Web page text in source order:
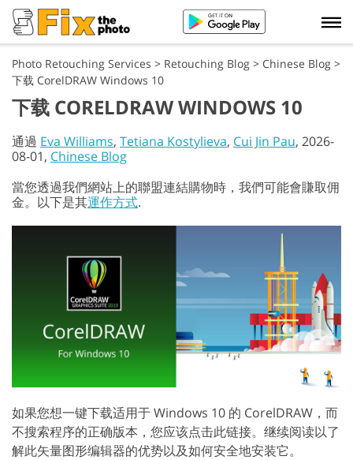
Photo Retouching Services > Retouching Blog > Chinese Blog >
下载 CorelDRAW Windows 10
下载 CORELDRAW WINDOWS 10
通過 Eva Williams, Tetiana Kostylieva, Cui Jin Pau, 2026-
08-01, Chinese Blog
當您透過我們網站上的聯盟連結購物時，我們可能會賺取佣
金。以下是其運作方式.
如果您想一键下载适用于 Windows 10 的 CorelDRAW，而
不搜索程序的正确版本，您应该点击此链接。继续阅读以了
解此矢量图形编辑器的优势以及如何安全地安装它。